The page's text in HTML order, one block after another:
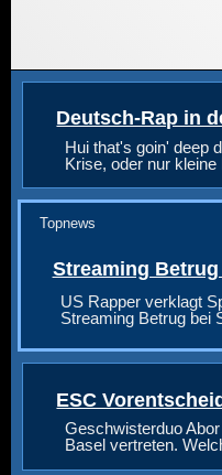
Deutsch-Rap in
Hui that's goin' deep
Krise, oder nur
Topnews
Streaming
US Rapper verklagt
Streaming Betrug bei
ESC
Geschwisterduo
Basel vertreten.